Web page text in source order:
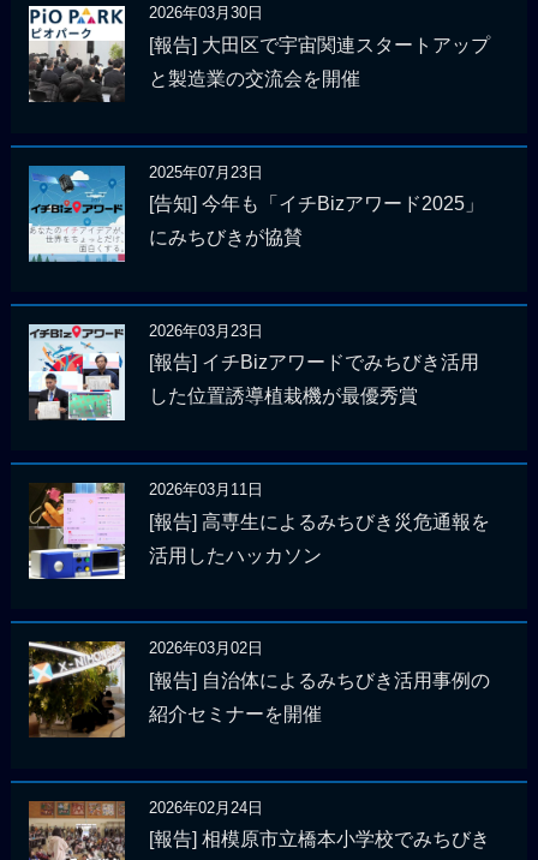
2026年03月30日
[報告] 大田区で宇宙関連スタートアップ
と製造業の交流会を開催
2025年07月23日
[告知] 今年も「イチBizアワード2025」
にみちびきが協賛
2026年03月23日
[報告] イチBizアワードでみちびき活用
した位置誘導植栽機が最優秀賞
2026年03月11日
[報告] 高専生によるみちびき災危通報を
活用したハッカソン
2026年03月02日
[報告] 自治体によるみちびき活用事例の
紹介セミナーを開催
2026年02月24日
[報告] 相模原市立橋本小学校でみちびき